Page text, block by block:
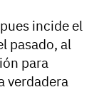
incide el
pasado, al
para
verdadera